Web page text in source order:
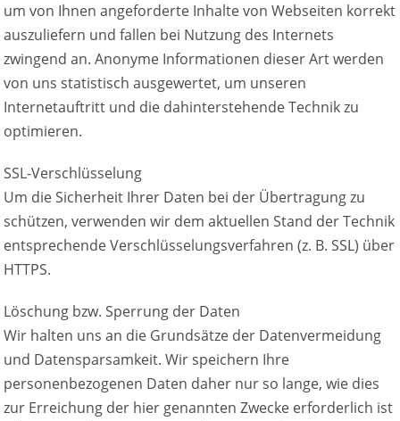
um von Ihnen angeforderte Inhalte von Webseiten korrekt
auszuliefern und fallen bei Nutzung des Internets
zwingend an. Anonyme Informationen dieser Art werden
von uns statistisch ausgewertet, um unseren
Internetauftritt und die dahinterstehende Technik zu
optimieren.
SSL-Verschlüsselung
Um die Sicherheit Ihrer Daten bei der Übertragung zu
schützen, verwenden wir dem aktuellen Stand der Technik
entsprechende Verschlüsselungsverfahren (z. B. SSL) über
HTTPS.
Löschung bzw. Sperrung der Daten
Wir halten uns an die Grundsätze der Datenvermeidung
und Datensparsamkeit. Wir speichern Ihre
personenbezogenen Daten daher nur so lange, wie dies
zur Erreichung der hier genannten Zwecke erforderlich ist